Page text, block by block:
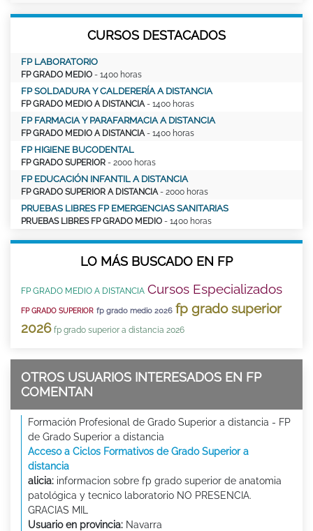
CURSOS DESTACADOS
FP LABORATORIO
FP GRADO MEDIO - 1400 horas
FP SOLDADURA Y CALDERERÍA A DISTANCIA
FP GRADO MEDIO A DISTANCIA - 1400 horas
FP FARMACIA Y PARAFARMACIA A DISTANCIA
FP GRADO MEDIO A DISTANCIA - 1400 horas
FP HIGIENE BUCODENTAL
FP GRADO SUPERIOR - 2000 horas
FP EDUCACIÓN INFANTIL A DISTANCIA
FP GRADO SUPERIOR A DISTANCIA - 2000 horas
PRUEBAS LIBRES FP EMERGENCIAS SANITARIAS
PRUEBAS LIBRES FP GRADO MEDIO - 1400 horas
LO MÁS BUSCADO EN FP
FP GRADO MEDIO A DISTANCIA Cursos Especializados
FP GRADO SUPERIOR fp grado medio 2026 fp grado superior
2026 fp grado superior a distancia 2026
OTROS USUARIOS INTERESADOS EN FP
COMENTAN
Formación Profesional de Grado Superior a distancia - FP
de Grado Superior a distancia
Acceso a Ciclos Formativos de Grado Superior a
distancia
alicia: informacion sobre fp grado superior de anatomia
patológica y tecnico laboratorio NO PRESENCIA.
GRACIAS MIL
Usuario en provincia: Navarra